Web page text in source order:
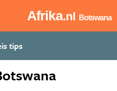
Afrika.nl Botswana